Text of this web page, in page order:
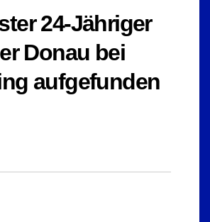
24-Jähriger
Donau bei
aufgefunden